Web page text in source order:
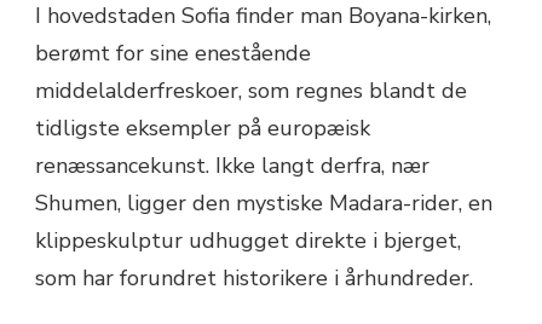
I hovedstaden Sofia finder man Boyana-kirken,
berømt for sine enestående
middelalderfreskoer, som regnes blandt de
tidligste eksempler på europæisk
renæssancekunst. Ikke langt derfra, nær
Shumen, ligger den mystiske Madara-rider, en
klippeskulptur udhugget direkte i bjerget,
som har forundret historikere i århundreder.